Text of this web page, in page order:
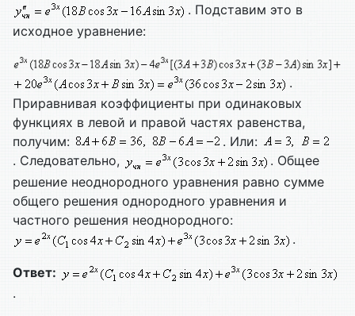
. Подставим это в
исходное уравнение:
.
Приравнивая коэффициенты при одинаковых
функциях в левой и правой частях равенства,
получим:
. Или:
. Следовательно,
. Общее
решение неоднородного уравнения равно сумме
общего решения однородного уравнения и
частного решения неоднородного:
.
Ответ:
.